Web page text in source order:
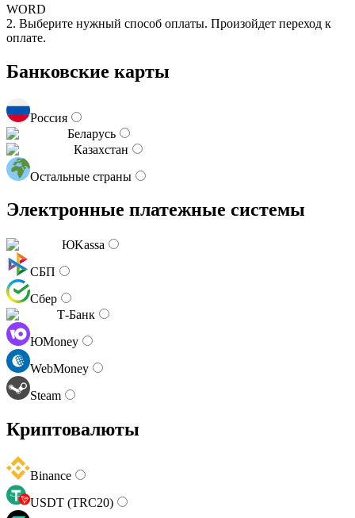
WORD
2. Выберите нужный способ оплаты. Произойдет переход к
оплате.
Банковские карты
Россия
Беларусь
Казахстан
Остальные страны
Электронные платежные системы
ЮKassa
СБП
Сбер
Т-Банк
ЮMoney
WebMoney
Steam
Криптовалюты
Binance
USDT (TRC20)